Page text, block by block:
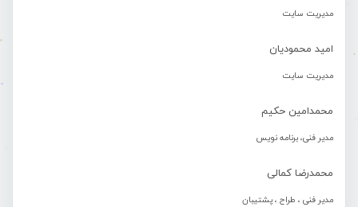
مدیریت سایت
امید محمودیان
مدیریت سایت
محمدامین حکیم
مدیر فنی، برنامه نویس
محمدرضا کمالی
مدیر فنی ، طراح ، پشتیبان